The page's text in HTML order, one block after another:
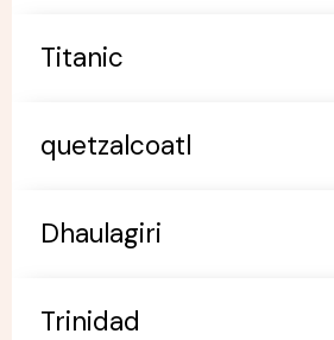
Titanic
quetzalcoatl
Dhaulagiri
Trinidad